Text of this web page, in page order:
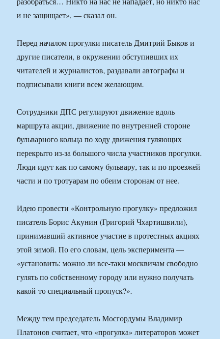
и не защищает», — сказал он.
Перед началом прогулки писатель Дмитрий Быков и
другие писатели, в окружении обступивших их
читателей и журналистов, раздавали автографы и
подписывали книги всем желающим.
Сотрудники ДПС регулируют движение вдоль
маршрута акции, движение по внутренней стороне
бульварного кольца по ходу движения гуляющих
перекрыто из-за большого числа участников прогулки.
Люди идут как по самому бульвару, так и по проезжей
части и по тротуарам по обеим сторонам от нее.
Идею провести «Контрольную прогулку» предложил
писатель Борис Акунин (Григорий Чхартишвили),
принимавший активное участие в протестных акциях
этой зимой. По его словам, цель эксперимента —
«установить: можно ли все-таки москвичам свободно
гулять по собственному городу или нужно получать
какой-то специальный пропуск?».
Между тем председатель Мосгордумы Владимир
Платонов считает, что «прогулка» литераторов может